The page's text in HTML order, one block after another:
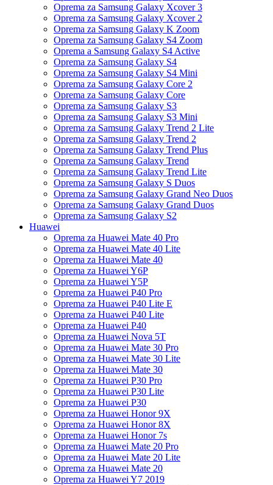
Oprema za Samsung Galaxy Xcover 3
Oprema za Samsung Galaxy Xcover 2
Oprema za Samsung Galaxy K Zoom
Oprema za Samsung Galaxy S4 Zoom
Oprema a Samsung Galaxy S4 Active
Oprema za Samsung Galaxy S4
Oprema za Samsung Galaxy S4 Mini
Oprema za Samsung Galaxy Core 2
Oprema za Samsung Galaxy Core
Oprema za Samsung Galaxy S3
Oprema za Samsung Galaxy S3 Mini
Oprema za Samsung Galaxy Trend 2 Lite
Oprema za Samsung Galaxy Trend 2
Oprema za Samsung Galaxy Trend Plus
Oprema za Samsung Galaxy Trend
Oprema za Samsung Galaxy Trend Lite
Oprema za Samsung Galaxy S Duos
Oprema za Samsung Galaxy Grand Neo Duos
Oprema za Samsung Galaxy Grand Duos
Oprema za Samsung Galaxy S2
Huawei
Oprema za Huawei Mate 40 Pro
Oprema za Huawei Mate 40 Lite
Oprema za Huawei Mate 40
Oprema za Huawei Y6P
Oprema za Huawei Y5P
Oprema za Huawei P40 Pro
Oprema za Huawei P40 Lite E
Oprema za Huawei P40 Lite
Oprema za Huawei P40
Oprema za Huawei Nova 5T
Oprema za Huawei Mate 30 Pro
Oprema za Huawei Mate 30 Lite
Oprema za Huawei Mate 30
Oprema za Huawei P30 Pro
Oprema za Huawei P30 Lite
Oprema za Huawei P30
Oprema za Huawei Honor 9X
Oprema za Huawei Honor 8X
Oprema za Huawei Honor 7s
Oprema za Huawei Mate 20 Pro
Oprema za Huawei Mate 20 Lite
Oprema za Huawei Mate 20
Oprema za Huawei Y7 2019